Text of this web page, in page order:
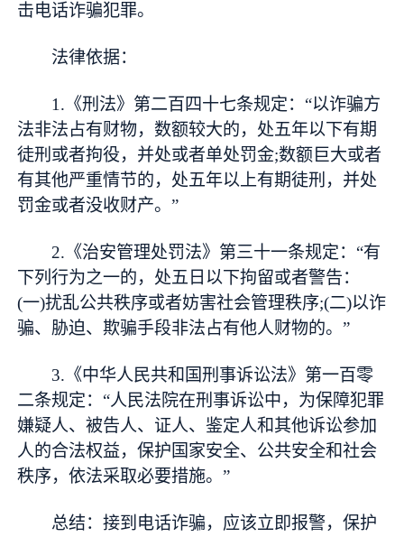
击电话诈骗犯罪。
法律依据：
1.《刑法》第二百四十七条规定：“以诈骗方
法非法占有财物，数额较大的，处五年以下有期
徒刑或者拘役，并处或者单处罚金;数额巨大或者
有其他严重情节的，处五年以上有期徒刑，并处
罚金或者没收财产。”
2.《治安管理处罚法》第三十一条规定：“有
下列行为之一的，处五日以下拘留或者警告：
(一)扰乱公共秩序或者妨害社会管理秩序;(二)以诈
骗、胁迫、欺骗手段非法占有他人财物的。”
3.《中华人民共和国刑事诉讼法》第一百零
二条规定：“人民法院在刑事诉讼中，为保障犯罪
嫌疑人、被告人、证人、鉴定人和其他诉讼参加
人的合法权益，保护国家安全、公共安全和社会
秩序，依法采取必要措施。”
总结：接到电话诈骗，应该立即报警，保护